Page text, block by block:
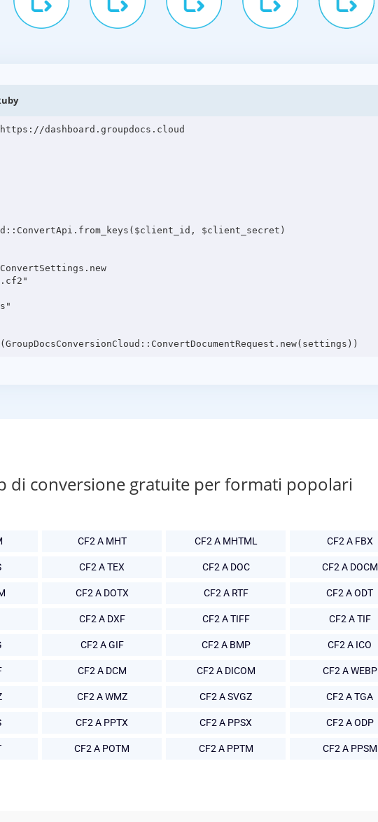
dashboard.groupdocs.cloud
$client_secret)
di conversione gratuite per formati popolari
CF2 A MHT CF2 A MHTML CF2 A FBX
CF2 A TEX CF2 A DOC CF2 A DOCM
CF2 A DOTX CF2 A RTF CF2 A ODT
CF2 A DXF CF2 A TIFF CF2 A TIF
CF2 A GIF CF2 A BMP CF2 A ICO
CF2 A DCM CF2 A DICOM CF2 A WEBP
CF2 A WMZ CF2 A SVGZ CF2 A TGA
CF2 A PPTX CF2 A PPSX CF2 A ODP
CF2 A POTM CF2 A PPTM CF2 A PPSM